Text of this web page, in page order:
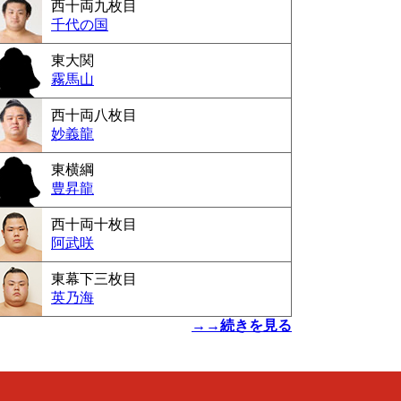
西十両九枚目
千代の国
東大関
霧馬山
西十両八枚目
妙義龍
東横綱
豊昇龍
西十両十枚目
阿武咲
東幕下三枚目
英乃海
→→続きを見る